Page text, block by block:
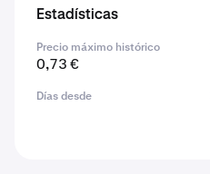
Estadísticas
Precio máximo histórico
0,73 €
Días desde